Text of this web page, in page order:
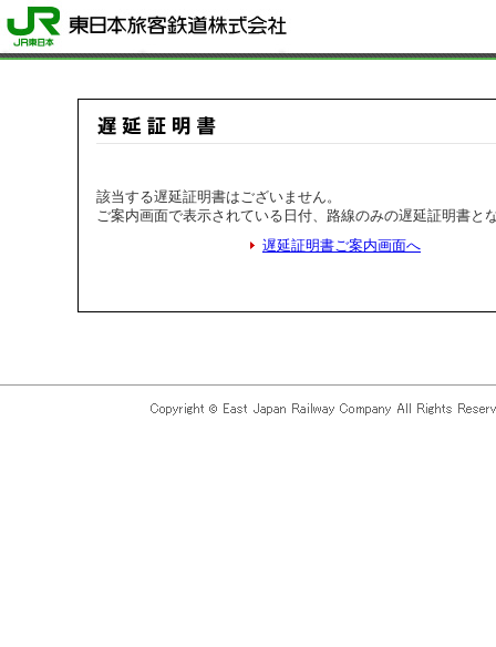
該当する遅延証明書はございません。
ご案内画面で表示されている日付、路線のみの遅延証明書と
遅延証明書ご案内画面へ